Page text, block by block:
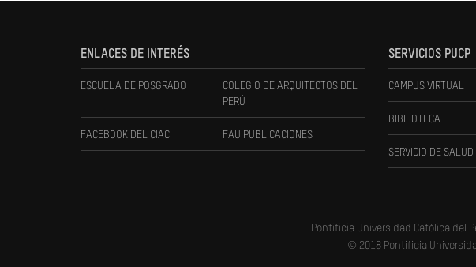
ENLACES DE INTERÉS
ESCUELA DE POSGRADO
COLEGIO DE ARQUITECTOS DEL
PERÚ
FACEBOOK DEL CIAC FAU PUBLICACIONES
SERVICIOS PUCP
CAMPUS VIRTUAL
BIBLIOTECA
SERVICIO DE SALUD
Pontificia Universidad Católica del
© 2018 Pontificia